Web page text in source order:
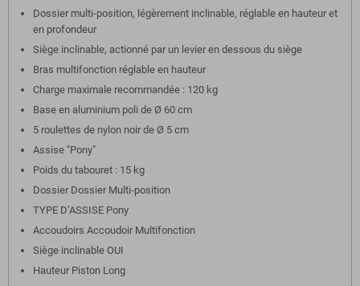
Dossier multi-position, légèrement inclinable, réglable en hauteur et
en profondeur
Siège inclinable, actionné par un levier en dessous du siège
Bras multifonction réglable en hauteur
Charge maximale recommandée : 120 kg
Base en aluminium poli de Ø 60 cm
5 roulettes de nylon noir de Ø 5 cm
Assise "Pony"
Poids du tabouret : 15 kg
Dossier Dossier Multi-position
TYPE D’ASSISE Pony
Accoudoirs Accoudoir Multifonction
Siège inclinable OUI
Hauteur Piston Long